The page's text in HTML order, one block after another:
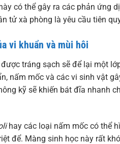
có thể gây ra các phản ứng
tử xà phòng là yêu cầu tiên
vi khuẩn và mùi hôi
tráng sạch sẽ để lại một
nấm mốc và các vi sinh vật
kỹ sẽ khiến bát đĩa nhanh
hay các loại nấm mốc có thể
để. Màng sinh học này rất